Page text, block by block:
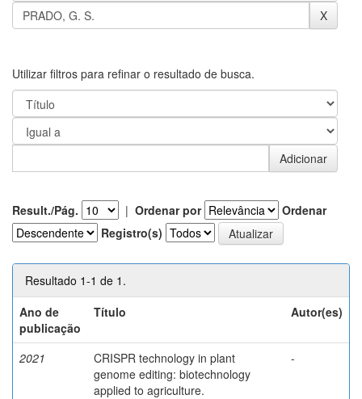
Utilizar filtros para refinar o resultado de busca.
Result./Pág. | Ordenar por
Ordenar
Registro(s)
Resultado 1-1 de 1.
Ano de
publicação
Título Autor(es)
2021
CRISPR technology in plant
genome editing: biotechnology
applied to agriculture.
-